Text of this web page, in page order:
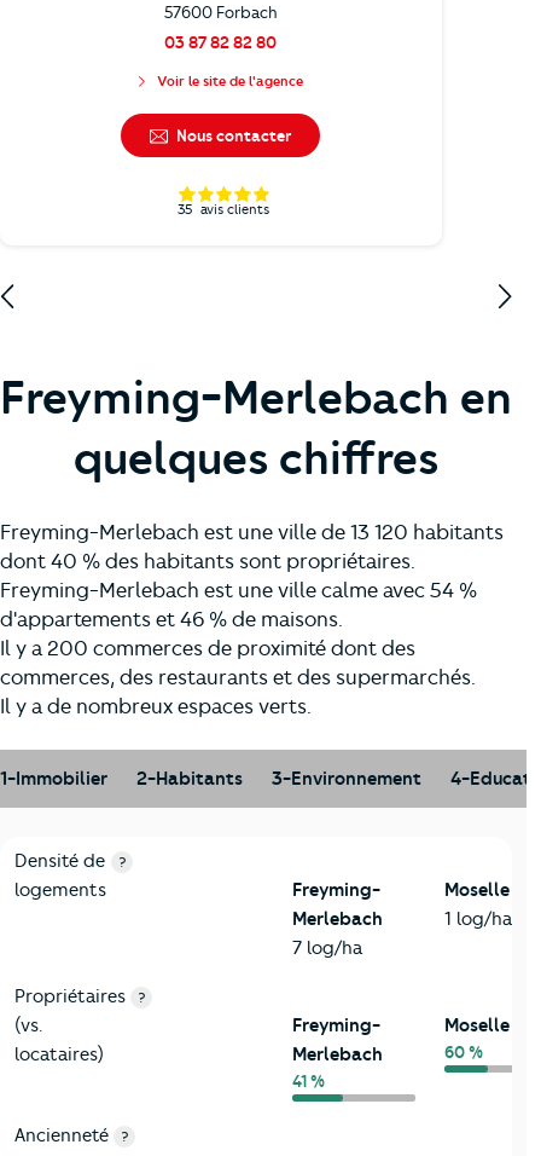
57600 Forbach
03 87 82 82 80
Voir le site de l'agence
Nous contacter
35 avis clients
Freyming-Merlebach en
quelques chiffres
Freyming-Merlebach est une ville de 13 120 habitants
dont 40 % des habitants sont propriétaires.
Freyming-Merlebach est une ville calme avec 54 %
d'appartements et 46 % de maisons.
Il y a 200 commerces de proximité dont des
commerces, des restaurants et des supermarchés.
Il y a de nombreux espaces verts.
1-Immobilier 2-Habitants 3-Environnement 4-
1-Immobilier
Critères Freyming-Merlebach
Densité de
logements
?
Freyming-
Merlebach
7 log/ha
Moselle
1 log/ha
Propriétaires
(vs.
locataires)
?
Freyming-
Merlebach
41 %
Moselle
60 %
Ancienneté
?